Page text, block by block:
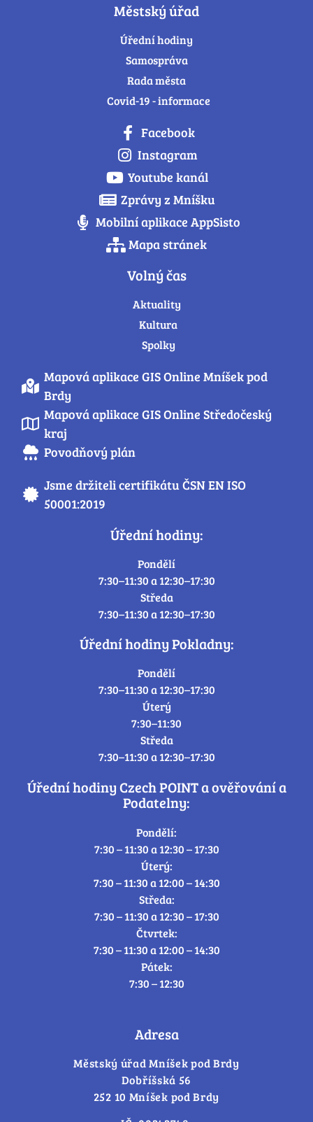
Městský úřad
Úřední hodiny
Samospráva
Rada města
Covid-19 - informace
Facebook
Instagram
Youtube kanál
Zprávy z Mníšku
Mobilní aplikace AppSisto
Mapa stránek
Volný čas
Aktuality
Kultura
Spolky
Mapová aplikace GIS Online Mníšek pod
Brdy
Mapová aplikace GIS Online Středočeský
kraj
Povodňový plán
Jsme držiteli certifikátu ČSN EN ISO
50001:2019
Úřední hodiny:
Pondělí
7:30–11:30 a 12:30–17:30
Středa
7:30–11:30 a 12:30–17:30
Úřední hodiny Pokladny:
Pondělí
7:30–11:30 a 12:30–17:30
Úterý
7:30–11:30
Středa
7:30–11:30 a 12:30–17:30
Úřední hodiny Czech POINT a ověřování a
Podatelny:
Pondělí:
7:30 – 11:30 a 12:30 – 17:30
Úterý:
7:30 – 11:30 a 12:00 – 14:30
Středa:
7:30 – 11:30 a 12:30 – 17:30
Čtvrtek:
7:30 – 11:30 a 12:00 – 14:30
Pátek:
7:30 – 12:30
Adresa
Městský úřad Mníšek pod Brdy
Dobříšská 56
252 10 Mníšek pod Brdy